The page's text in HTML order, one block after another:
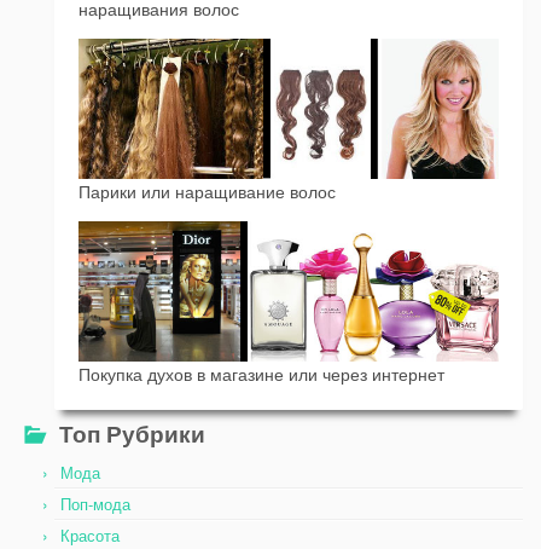
наращивания волос
Парики или наращивание волос
Покупка духов в магазине или через интернет
Топ Рубрики
Мода
Поп-мода
Красота